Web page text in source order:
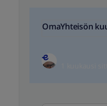
OmaYhteisön